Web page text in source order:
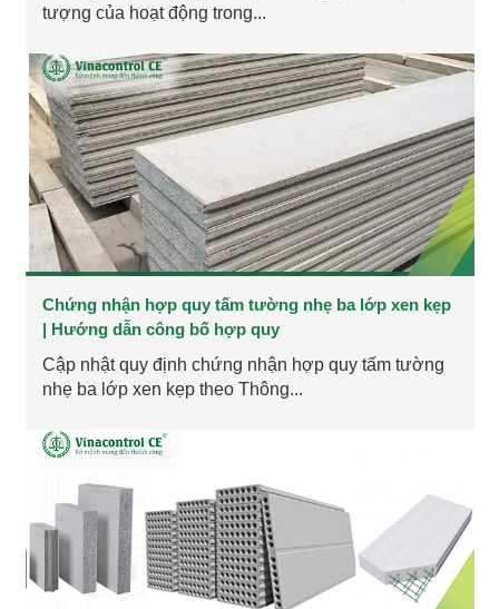
tượng của hoạt động trong...
Chứng nhận hợp quy tấm tường nhẹ ba lớp xen kẹp
| Hướng dẫn công bố hợp quy
Cập nhật quy định chứng nhận hợp quy tấm tường
nhẹ ba lớp xen kẹp theo Thông...